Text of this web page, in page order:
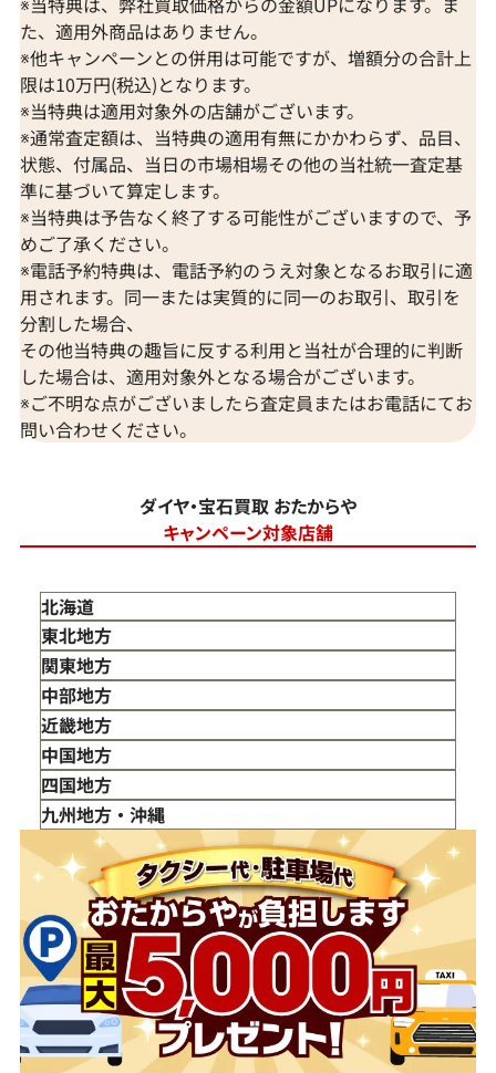
た、適用外商品はありません。
※他キャンペーンとの併用は可能ですが、増額分の合計上
限は10万円(税込)となります。
※当特典は適用対象外の店舗がございます。
※通常査定額は、当特典の適用有無にかかわらず、品目、
状態、付属品、当日の市場相場その他の当社統一査定基
準に基づいて算定します。
※当特典は予告なく終了する可能性がございますので、予
めご了承ください。
※電話予約特典は、電話予約のうえ対象となるお取引に適
用されます。同一または実質的に同一のお取引、取引を
分割した場合、
その他当特典の趣旨に反する利用と当社が合理的に判断
した場合は、適用対象外となる場合がございます。
※ご不明な点がございましたら査定員またはお電話にてお
問い合わせください。
ダイヤ・宝石買取 おたからや
キャンペーン対象店舗
北海道
東北地方
青森県
岩手県
宮城県
秋田県
山形県
福島県
関東地方
東京都
神奈川県
埼玉県
千葉県
茨城県
栃木県
群馬県
中部地方
新潟県
富山県
石川県
山梨県
長野県
岐阜県
静岡県
愛知県
近畿地方
三重県
滋賀県
京都府
大阪府
兵庫県
奈良県
和歌山県
中国地方
鳥取県
島根県
岡山県
広島県
山口県
四国地方
徳島県
香川県
愛媛県
九州地方・沖縄
福岡県
佐賀県
長崎県
熊本県
大分県
宮崎県
鹿児島県